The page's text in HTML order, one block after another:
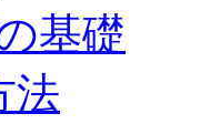
基礎
法